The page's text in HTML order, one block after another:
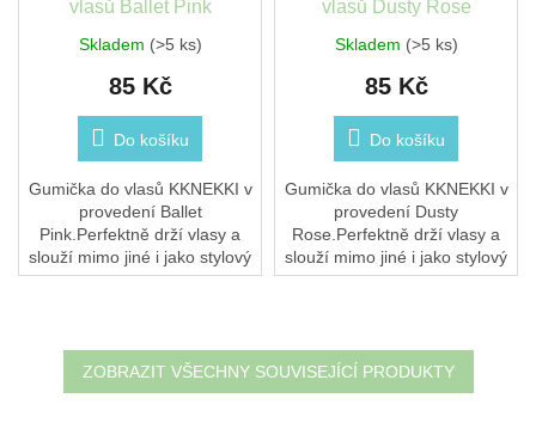
vlasů Ballet Pink
Skladem (>5 ks)
85 Kč
Do košíku
Gumička do vlasů KKNEKKI v
provedení Ballet
Pink.Perfektně drží vlasy a
slouží mimo jiné i jako stylový
náramek.Měkká a šetrná ke
vlasů Dusty Rose
Skladem (>5 ks)
85 Kč
Do košíku
Gumička do vlasů KKNEKKI v
provedení Dusty
Rose.Perfektně drží vlasy a
slouží mimo jiné i jako stylový
náramek.Měkká a šetrná ke
ZOBRAZIT VŠECHNY SOUVISEJÍCÍ PRODUKTY